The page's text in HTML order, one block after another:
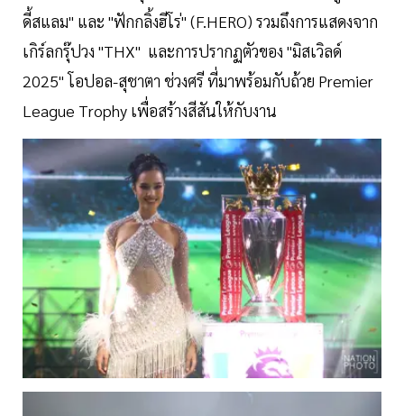
ดี้สแลม" และ "ฟักกลิ้งฮีโร่" (F.HERO) รวมถึงการแสดงจาก
เกิร์ลกรุ๊ปวง "THX" และการปรากฏตัวของ "มิสเวิลด์
2025" โอปอล-สุชาตา ช่วงศรี ที่มาพร้อมกับถ้วย Premier
League Trophy เพื่อสร้างสีสันให้กับงาน